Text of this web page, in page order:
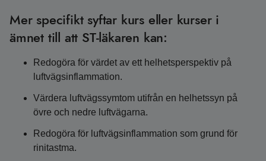
Mer specifikt syftar kurs eller kurser i
ämnet till att ST-läkaren kan:
Redogöra för värdet av ett helhetsperspektiv på
luftvägsinflammation.
Värdera luftvägssymtom utifrån en helhetssyn på
övre och nedre luftvägarna.
Redogöra för luftvägsinflammation som grund för
rinitastma.